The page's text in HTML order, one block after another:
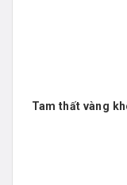
Tam thất vàng